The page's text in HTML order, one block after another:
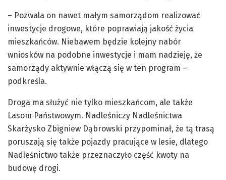
– Pozwala on nawet małym samorządom realizować
inwestycje drogowe, które poprawiają jakość życia
mieszkańców. Niebawem będzie kolejny nabór
wniosków na podobne inwestycje i mam nadzieję, że
samorządy aktywnie włączą się w ten program –
podkreśla.
Droga ma służyć nie tylko mieszkańcom, ale także
Lasom Państwowym. Nadleśniczy Nadleśnictwa
Skarżysko Zbigniew Dąbrowski przypominał, że tą trasą
poruszają się także pojazdy pracujące w lesie, dlatego
Nadleśnictwo także przeznaczyło część kwoty na
budowę drogi.